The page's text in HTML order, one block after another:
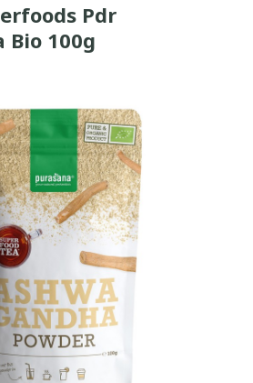
Pdr
Bio 100g